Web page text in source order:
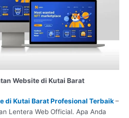
Website di Kutai Barat
di Kutai Barat Profesional Terbaik–
Lentera Web Official. Apa Anda